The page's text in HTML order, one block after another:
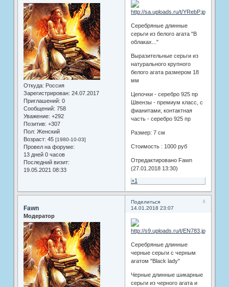
Откуда: Россия
Зарегистрирован: 24.07.2017
Приглашений: 0
Сообщений: 758
Уважение: +292
Позитив: +307
Пол: Женский
Возраст: 45 [1980-10-03]
Провел на форуме:
13 дней 0 часов
Последний визит:
19.05.2021 08:33
Серебряные длинные
серьги из белого агата "В
облаках..."
Выразительные серьги из
натурального крупного
белого агата размером 18
мм
Цепочки - серебро 925 пр
Швензы - премиум класс, с
фианитами, контактная
часть - серебро 925 пр
Размер: 7 см
Стоимость : 1000 руб
Отредактировано Fawn
(27.01.2018 13:30)
+1
Поделиться
4
14.01.2018 23:07
Fawn
Модератор
Серебряные длинные
черные серьги с черным
агатом "Black lady"
Черные длинные шикарные
серьги из черного агата и